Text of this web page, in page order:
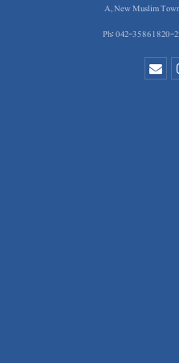
Ph: 042-35861820-